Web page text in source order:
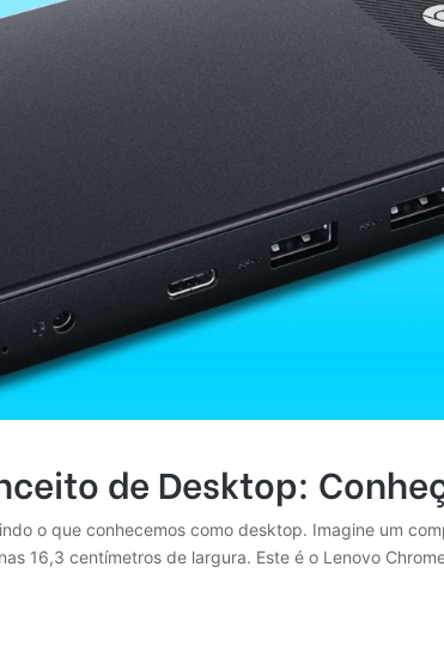
de Desktop:
o que conhecemos como desktop. Imagine um
16,3 centímetros de largura. Este é o Lenovo